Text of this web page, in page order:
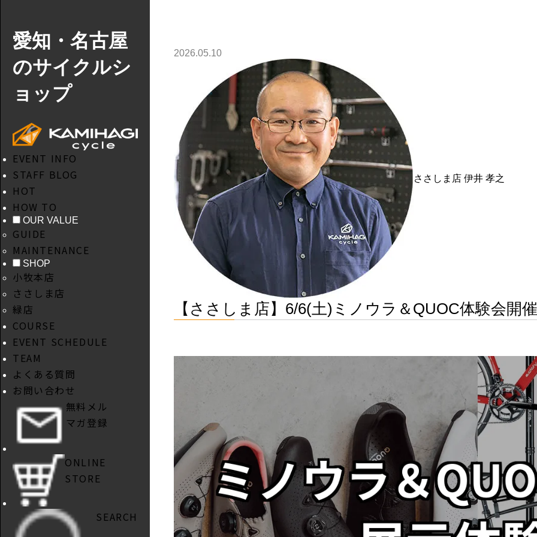
愛知・名古屋
のサイクルシ
ョップ
EVENT INFO
STAFF BLOG
HOT
HOW TO
OUR VALUE
GUIDE
MAINTENANCE
SHOP
小牧本店
ささしま店
緑店
COURSE
EVENT SCHEDULE
TEAM
よくある質問
お問い合わせ
無料メル
マガ登録
ONLINE
STORE
SEARCH
2026.05.10
ささしま店 伊井 孝之
【ささしま店】6/6(土)ミノウラ＆QUOC体験会開催